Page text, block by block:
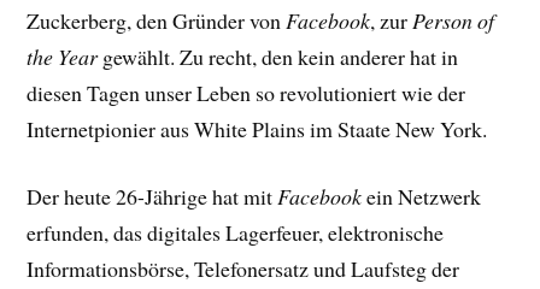
Zuckerberg, den Gründer von Facebook, zur Person of
the Yeargewählt. Zu recht, den kein anderer hat in
diesen Tagen unser Leben so revolutioniert wie der
Internetpionier aus White Plains im Staate New York.
Der heute 26-Jährige hat mitFacebookein Netzwerk
erfunden, das digitales Lagerfeuer, elektronische
Informationsbörse, Telefonersatz und Laufsteg der